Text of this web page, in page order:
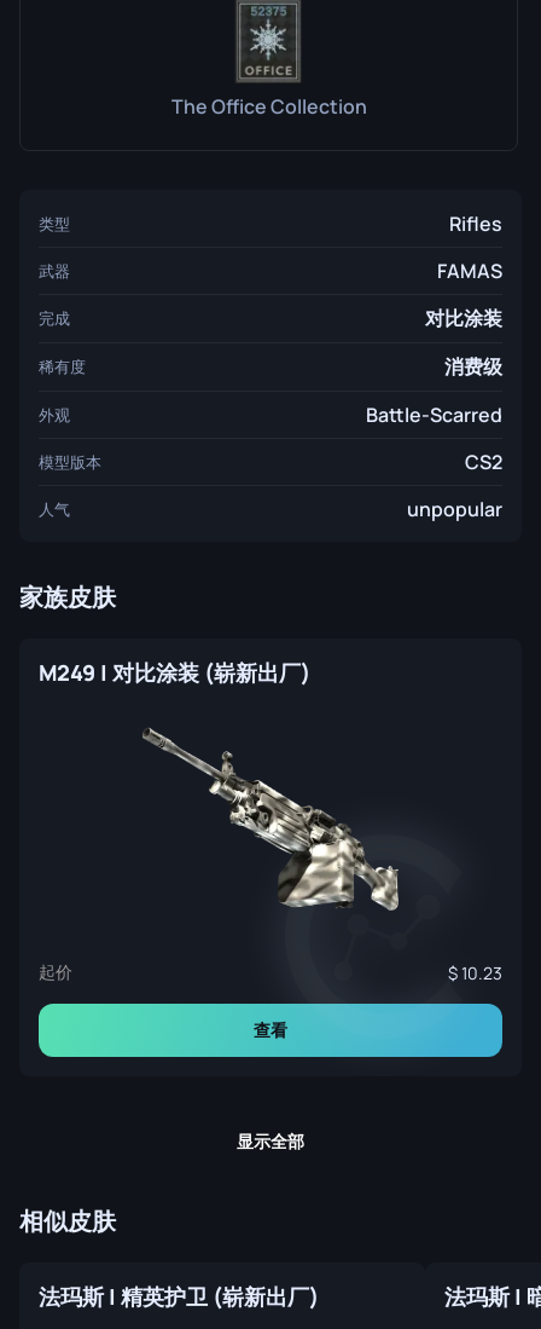
The Office Collection
类型 Rifles
武器 FAMAS
完成 对比涂装
稀有度 消费级
外观 Battle-Scarred
模型版本 CS2
人气 unpopular
家族皮肤
M249 | 对比涂装 (崭新出厂)
起价 10.23
查看
显示全部
相似皮肤
法玛斯 | 精英护卫 (崭新出厂) 法玛斯 |